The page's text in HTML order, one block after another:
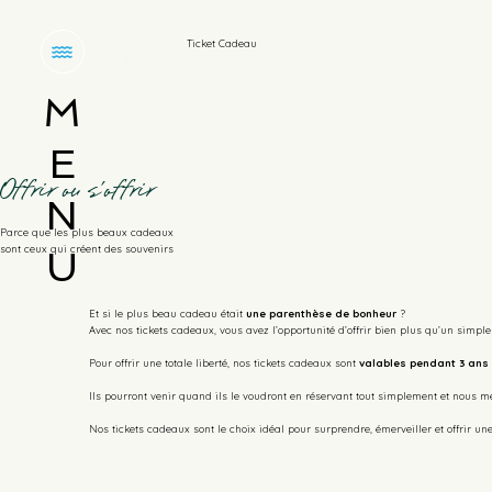
M
E
N
U
Ticket Cadeau
Offrir ou s'offrir
Parce que les plus beaux cadeaux
sont ceux qui créent des souvenirs
Et si le plus beau cadeau était une parenthèse de bonheur?
Avec nos tickets cadeaux, vous avez l’opportunité d’offrir bien plus qu’un
Pour offrir une totale liberté, nos tickets cadeaux sont valables pendant 3 ans
Ils pourront venir quand ils le voudront en réservant tout simplement et nous
Nos tickets cadeaux sont le choix idéal pour surprendre, émerveiller et offrir